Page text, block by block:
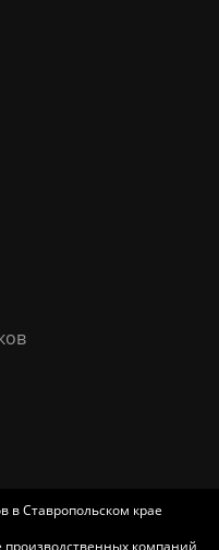
в Ставропольском крае